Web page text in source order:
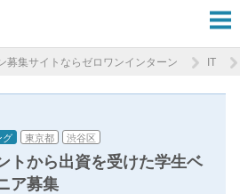
募集サイトならゼロワンインターン IT
グ 東京都 渋谷区
トから出資を受けた学生ベ
ア募集